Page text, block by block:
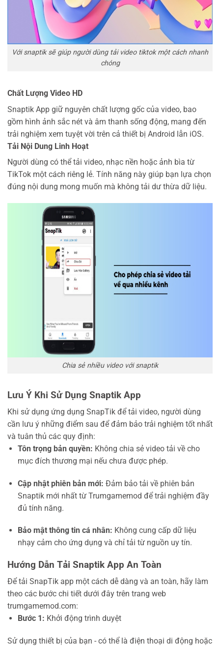
Với snaptik sẽ giúp người dùng tải video tiktok một cách nhanh
chóng
Chất Lượng Video HD
Snaptik App giữ nguyên chất lượng gốc của video, bao
gồm hình ảnh sắc nét và âm thanh sống động, mang đến
trải nghiệm xem tuyệt vời trên cả thiết bị Android lẫn iOS.
Tải Nội Dung Linh Hoạt
Người dùng có thể tải video, nhạc nền hoặc ảnh bìa từ
TikTok một cách riêng lẻ. Tính năng này giúp bạn lựa chọn
đúng nội dung mong muốn mà không tải dư thừa dữ liệu.
Chia sẻ nhiều video với snaptik
Lưu Ý Khi Sử Dụng Snaptik App
Khi sử dụng ứng dụng SnapTik để tải video, người dùng
cần lưu ý những điểm sau để đảm bảo trải nghiệm tốt nhất
và tuân thủ các quy định:
Tôn trọng bản quyền: Không chia sẻ video tải về cho
mục đích thương mại nếu chưa được phép.
Cập nhật phiên bản mới: Đảm bảo tải về phiên bản
Snaptik mới nhất từ Trumgamemod để trải nghiệm đầy
đủ tính năng.
Bảo mật thông tin cá nhân: Không cung cấp dữ liệu
nhạy cảm cho ứng dụng và chỉ tải từ nguồn uy tín.
Hướng Dẫn Tải Snaptik App An Toàn
Để tải SnapTik app một cách dễ dàng và an toàn, hãy làm
theo các bước chi tiết dưới đây trên trang web
trumgamemod.com:
Bước 1: Khởi động trình duyệt
Sử dụng thiết bị của bạn - có thể là điện thoại di động hoặc